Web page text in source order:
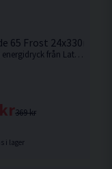
65 Frost 24x330ml
Sockerfri energidryck från Latitude 65 med smak av lemonad
369 kr
i lager